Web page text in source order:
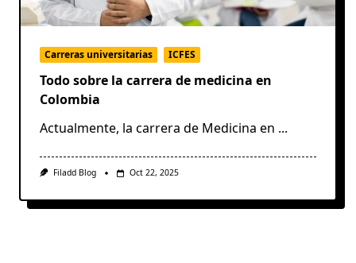
Carreras universitarias ICFES
Todo sobre la carrera de medicina en
Colombia
Actualmente, la carrera de Medicina en ...
Filadd Blog Oct 22, 2025